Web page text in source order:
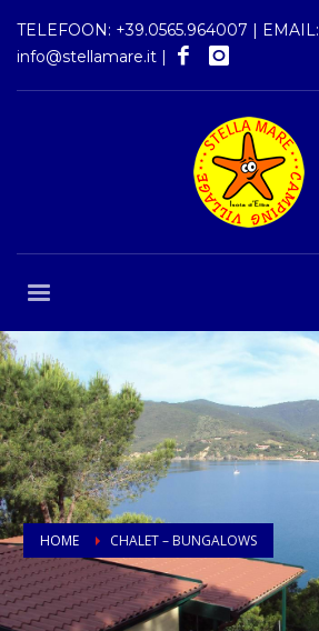
TELEFOON: +39.0565.964007 | EMAIL:
info@stellamare.it |
HOME CHALET – BUNGALOWS